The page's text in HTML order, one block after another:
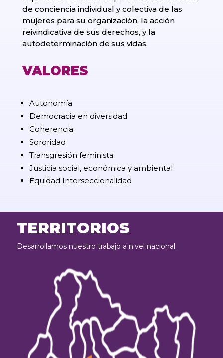
de conciencia individual y colectiva de las
mujeres para su organización, la acción
reivindicativa de sus derechos, y la
autodeterminación de sus vidas.
VALORES
Autonomía
Democracia en diversidad
Coherencia
Sororidad
Transgresión feminista
Justicia social, económica y ambiental
Equidad Interseccionalidad
TERRITORIOS
Desarrollamos nuestro trabajo a nivel nacional.